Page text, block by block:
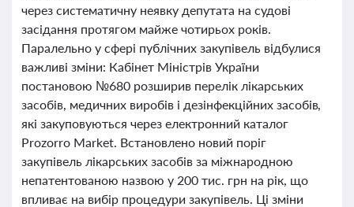
через систематичну неявку депутата на судові
засідання протягом майже чотирьох років.
Паралельно у сфері публічних закупівель відбулися
важливі зміни: Кабінет Міністрів України
постановою №680 розширив перелік лікарських
засобів, медичних виробів і дезінфекційних засобів,
які закуповуються через електронний каталог
Prozorro Market. Встановлено новий поріг
закупівель лікарських засобів за міжнародною
непатентованою назвою у 200 тис. грн на рік, що
впливає на вибір процедури закупівель. Ці зміни